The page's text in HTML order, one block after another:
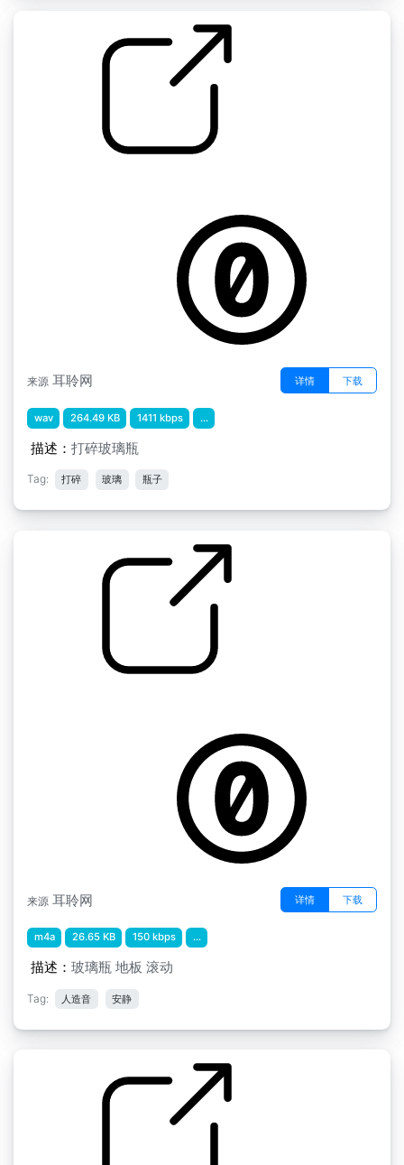
来源 耳聆网 详情 下载
wav 264.49 KB 1411 kbps ...
描述： 打碎玻璃瓶
Tag: 打碎 玻璃 瓶子
来源 耳聆网 详情 下载
m4a 26.65 KB 150 kbps ...
描述： 玻璃瓶 地板 滚动
Tag: 人造音 安静